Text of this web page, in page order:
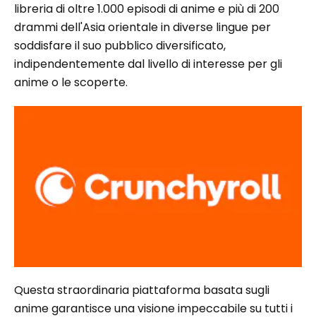
libreria di oltre 1.000 episodi di anime e più di 200
drammi dell'Asia orientale in diverse lingue per
soddisfare il suo pubblico diversificato,
indipendentemente dal livello di interesse per gli
anime o le scoperte.
Questa straordinaria piattaforma basata sugli
anime garantisce una visione impeccabile su tutti i